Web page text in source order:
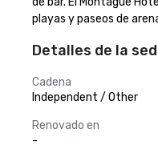
playas y paseos de
Detalles de la
Cadena
Independent / Other
Renovado en
-